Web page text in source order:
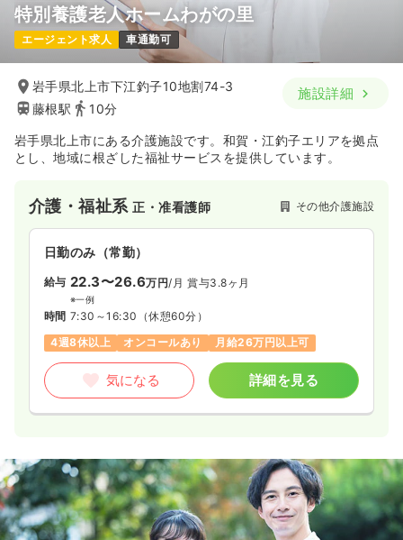
特別養護老人ホームわがの里
エージェント求人 車通勤可
岩手県北上市下江釣子10地割74-3
藤根駅
10分
施設詳細
岩手県北上市にある介護施設です。和賀・江釣子エリアを拠点
とし、地域に根ざした福祉サービスを提供しています。
介護・福祉系正・准看護師 その他介護施設
日勤のみ（常勤）
給与 22.3〜26.6万円/月 賞与3.8ヶ月
※一例
時間 7:30～16:30 （休憩60分）
4週8休以上
オンコールあり 月給26万円以上可
気になる 詳細を見る